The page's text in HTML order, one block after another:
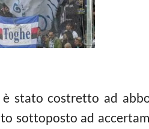
stato costretto ad
sottoposto ad